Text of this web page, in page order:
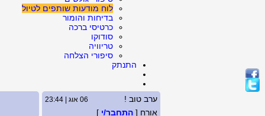
לוח מודעות שותפים לטיול
בדיחות והומור
כרטיסי ברכה
סודוקו
טריוויה
סיפורי הצלחה
התנתק
ערב טוב ! 06 אוג | 23:44
אורח [ התחבר/י ]